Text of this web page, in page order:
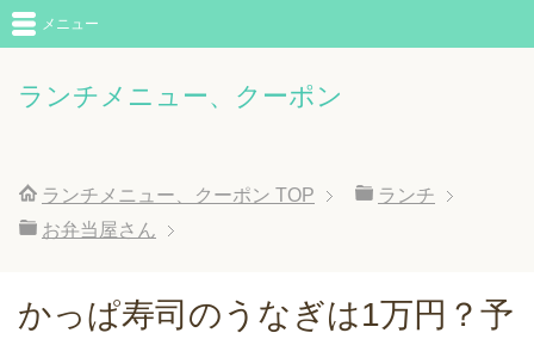
ランチメニュー、クーポン
メニュー
ランチメニュー、クーポン TOP
ランチ
お弁当屋さん
かっぱ寿司のうなぎは1万円？予